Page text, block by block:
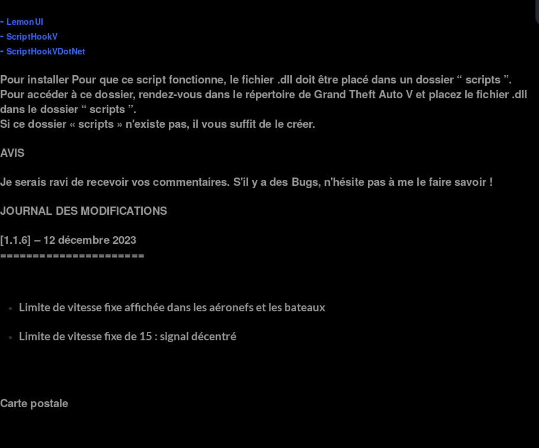
- LemonUI
-ScriptHookV
-ScriptHookVDotNet
Pour installer Pour que ce script fonctionne, le fichier .dll doit être placé dans un dossier “ scripts ”.
Pour accéder à ce dossier, rendez-vous dans le répertoire de Grand Theft Auto V et placez le fichier .dll
dans le dossier “ scripts ”.
Si ce dossier « scripts » n'existe pas, il vous suffit de le créer.
AVIS
Je serais ravi de recevoir vos commentaires. S'il y a des Bugs, n'hésite pas à me le faire savoir !
JOURNAL DES MODIFICATIONS
[1.1.6] – 12 décembre 2023
======================
Limite de vitesse fixe affichée dans les aéronefs et les bateaux
Limite de vitesse fixe de 15 : signal décentré
Carte postale